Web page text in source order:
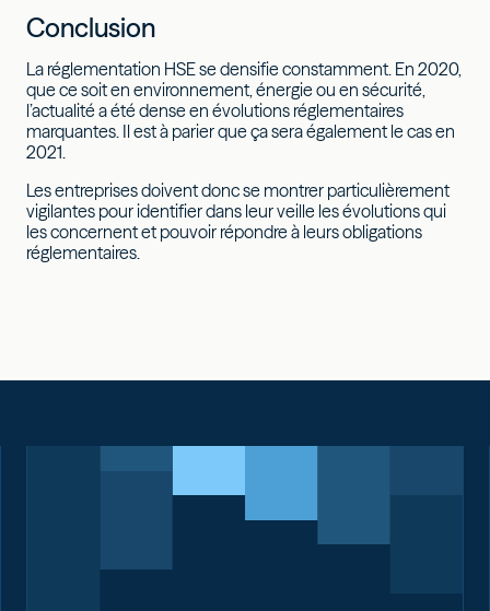
Conclusion
La réglementation HSE se densifie constamment. En 2020,
que ce soit en environnement, énergie ou en sécurité,
l’actualité a été dense en évolutions réglementaires
marquantes. Il est à parier que ça sera également le cas en
2021.
Les entreprises doivent donc se montrer particulièrement
vigilantes pour identifier dans leur veille les évolutions qui
les concernent et pouvoir répondre à leurs obligations
réglementaires.